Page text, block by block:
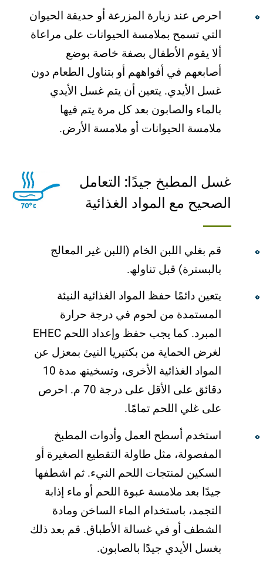
احرص عند زیارة المزرعة أو حدیقة الحیوان
التي تسمح بملامسة الحیوانات على مراعاة
ألا یقوم الأطفال بصفة خاصة بوضع
أصابعھم في أفواھھم أو بتناول الطعام دون
غسل الأیدي. یتعین أن یتم غسل الأیدي
بالماء والصابون بعد كل مرة یتم فیھا
ملامسة الحیوانات أو ملامسة الأرض.
غسل المطبخ جیدًا: التعامل
الصحیح مع المواد الغذائیة
قم بغلي اللبن الخام (اللبن غیر المعالج
بالبسترة) قبل تناولھ.
یتعین دائمًا حفظ المواد الغذائیة النیئة
المستمدة من لحوم في درجة حرارة
المبرد. كما یجب حفظ وإعداد اللحم EHEC
لغرض الحمایة من بكتیریا النیئ بمعزل عن
المواد الغذائیة الأخرى، وتسخینھ مدة 10
دقائق على الأقل على درجة 70 م. احرص
على غلي اللحم تمامًا.
استخدم أسطح العمل وأدوات المطبخ
المفصولة، مثل طاولة التقطیع الصغیرة أو
السكین لمنتجات اللحم النيء. ثم اشطفھا
جیدًا بعد ملامسة عبوة اللحم أو ماء إذابة
التجمد، باستخدام الماء الساخن ومادة
الشطف أو في غسالة الأطباق. قم بعد ذلك
بغسل الأیدي جیدًا بالصابون.